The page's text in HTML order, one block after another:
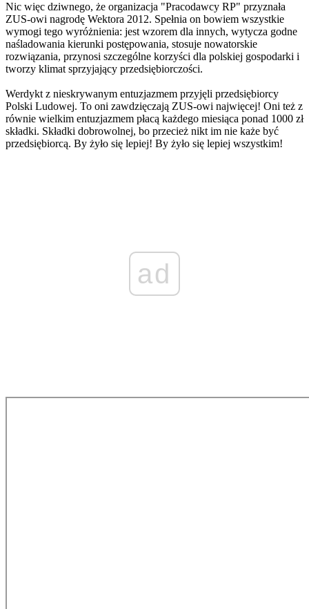
Nic więc dziwnego, że organizacja "Pracodawcy RP" przyznała
ZUS-owi nagrodę Wektora 2012. Spełnia on bowiem wszystkie
wymogi tego wyróżnienia: jest wzorem dla innych, wytycza godne
naśladowania kierunki postępowania, stosuje nowatorskie
rozwiązania, przynosi szczególne korzyści dla polskiej gospodarki i
tworzy klimat sprzyjający przedsiębiorczości.
Werdykt z nieskrywanym entuzjazmem przyjęli przedsiębiorcy
Polski Ludowej. To oni zawdzięczają ZUS-owi najwięcej! Oni też z
równie wielkim entuzjazmem płacą każdego miesiąca ponad 1000 zł
składki. Składki dobrowolnej, bo przecież nikt im nie każe być
przedsiębiorcą. By żyło się lepiej! By żyło się lepiej wszystkim!
ad